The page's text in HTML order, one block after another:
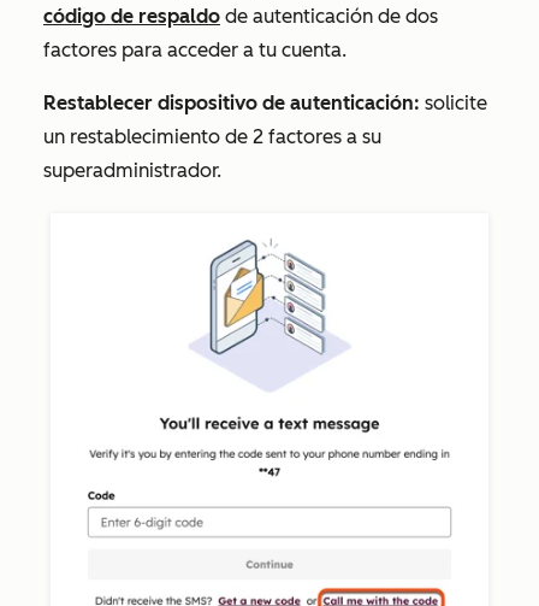
código de respaldo de autenticación de dos
factores para acceder a tu cuenta.
Restablecer dispositivo de autenticación: solicite
un restablecimiento de 2 factores a su
superadministrador.